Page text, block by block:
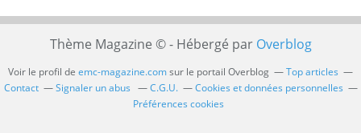
Thème Magazine © - Hébergé par Overblog
Voir le profil de emc-magazine.comsur le portail Overblog
Top articles
Contact
Signaler un abus C.G.U.
Cookies et données personnelles
Préférences cookies